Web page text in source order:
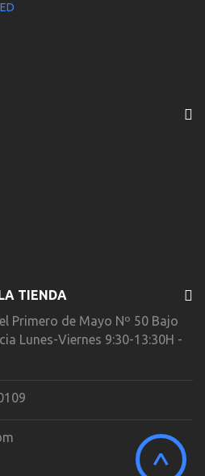
TIENDA
Primero de Mayo Nº 50 Bajo
Lunes-Viernes 9:30-13:30H -
^